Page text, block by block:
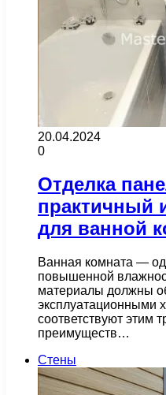
20.04.2024
0
Отделка
практичный
для ванной
Ванная комната —
повышенной
материалы должны
эксплуатационными
соответствуют этим
преимуществ…
Стены